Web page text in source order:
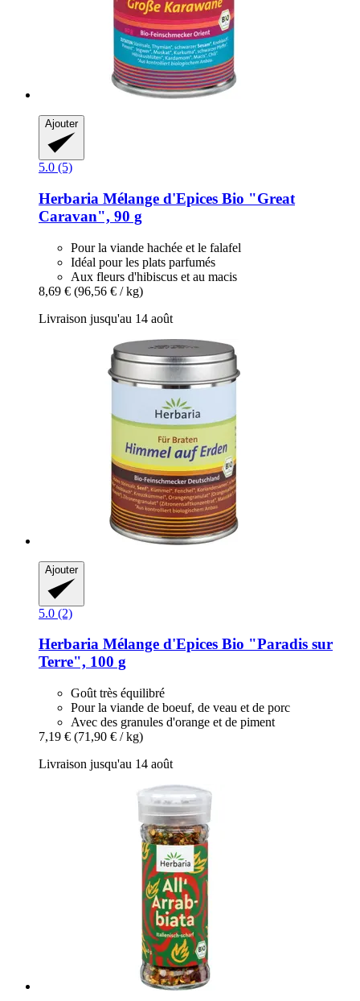
Ajouter
5.0 (5)
Herbaria Mélange d'Epices Bio "Great
Caravan", 90 g
Pour la viande hachée et le falafel
Idéal pour les plats parfumés
Aux fleurs d'hibiscus et au macis
8,69 € (96,56 € / kg)
Livraison jusqu'au 14 août
Ajouter
5.0 (2)
Herbaria Mélange d'Epices Bio "Paradis sur
Terre", 100 g
Goût très équilibré
Pour la viande de boeuf, de veau et de porc
Avec des granules d'orange et de piment
7,19 € (71,90 € / kg)
Livraison jusqu'au 14 août